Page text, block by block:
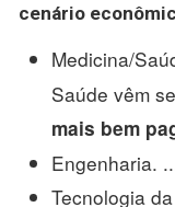
cenário
Medicina/
Saúde vêm
mais bem
Engenharia.
Tecnologia